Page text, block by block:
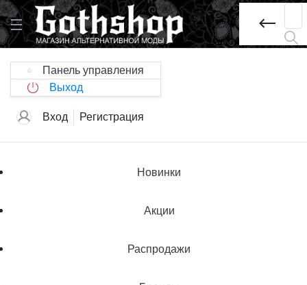
Панель управления
Выход
Вход Регистрация
Новинки
Акции
Распродажи